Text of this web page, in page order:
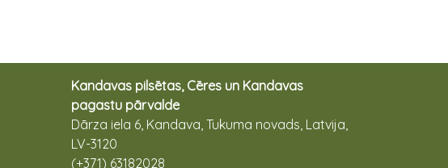
Kandavas pilsētas, Cēres un Kandavas
pagastu pārvalde
Dārza iela 6, Kandava, Tukuma novads, Latvija,
LV-3120
(+371) 63182028